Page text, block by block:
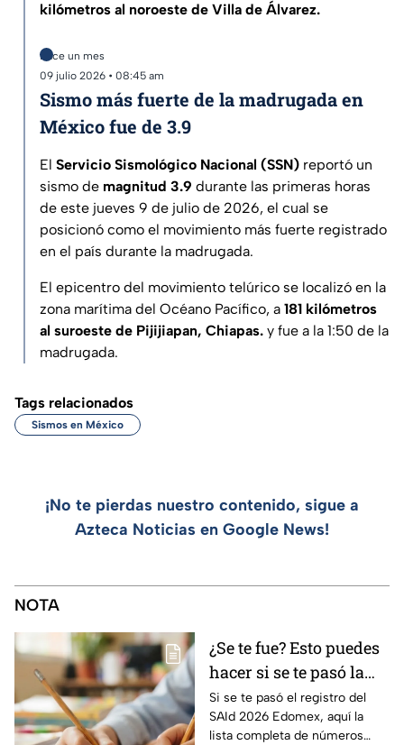
kilómetros al noroeste de Villa de Álvarez.
Hace un mes
09 julio 2026 • 08:45 am
Sismo más fuerte de la madrugada en
México fue de 3.9
El Servicio Sismológico Nacional (SSN) reportó un
sismo de magnitud 3.9 durante las primeras horas
de este jueves 9 de julio de 2026, el cual se
posicionó como el movimiento más fuerte registrado
en el país durante la madrugada.
El epicentro del movimiento telúrico se localizó en la
zona marítima del Océano Pacífico, a 181 kilómetros
al suroeste de Pijijiapan, Chiapas. y fue a la 1:50 de la
madrugada.
Tags relacionados
Sismos en México
¡No te pierdas nuestro contenido, sigue a
Azteca Noticias en Google News!
NOTA
¿Se te fue? Esto puedes
hacer si se te pasó la
fecha de preinscripción
SAID Edomex 2026
Si se te pasó el registro del
SAId 2026 Edomex, aquí la
lista completa de números